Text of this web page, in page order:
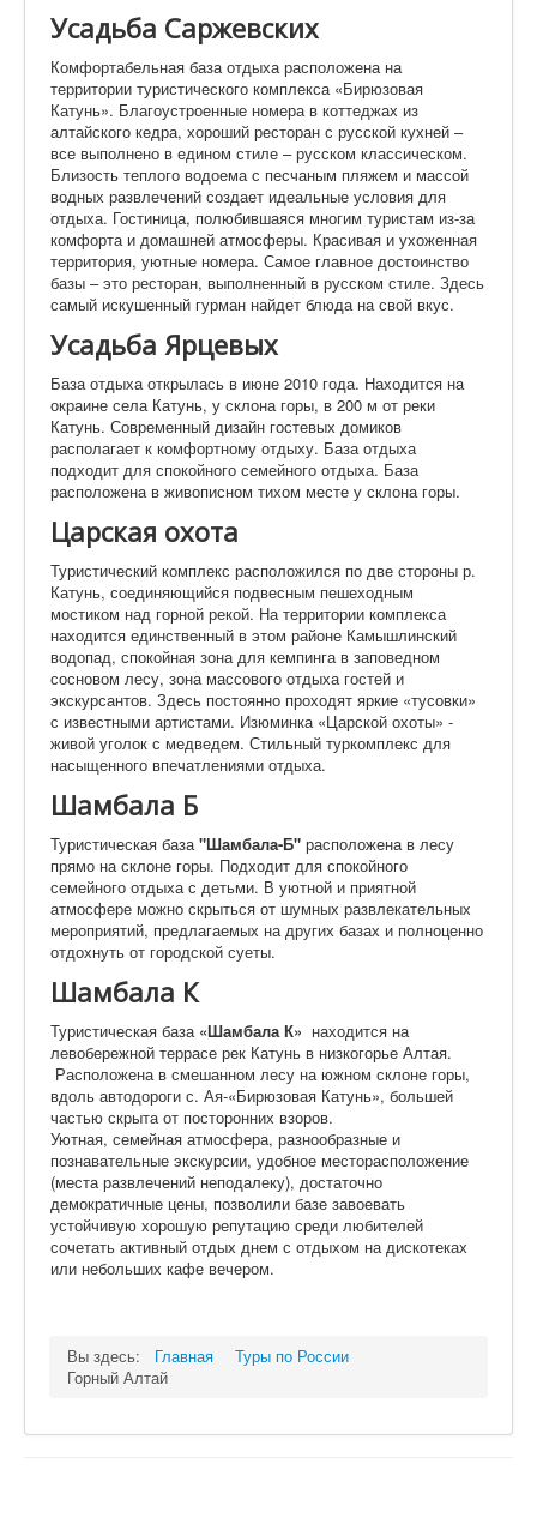
Усадьба Саржевских
Комфортабельная база отдыха расположена на
территории туристического комплекса «Бирюзовая
Катунь». Благоустроенные номера в коттеджах из
алтайского кедра, хороший ресторан с русской кухней –
все выполнено в едином стиле – русском классическом.
Близость теплого водоема с песчаным пляжем и массой
водных развлечений создает идеальные условия для
отдыха. Гостиница, полюбившаяся многим туристам из-за
комфорта и домашней атмосферы. Красивая и ухоженная
территория, уютные номера. Самое главное достоинство
базы – это ресторан, выполненный в русском стиле. Здесь
самый искушенный гурман найдет блюда на свой вкус.
Усадьба Ярцевых
База отдыха открылась в июне 2010 года. Находится на
окраине села Катунь, у склона горы, в 200 м от реки
Катунь. Современный дизайн гостевых домиков
располагает к комфортному отдыху. База отдыха
подходит для спокойного семейного отдыха. База
расположена в живописном тихом месте у склона горы.
Царская охота
Туристический комплекс расположился по две стороны р.
Катунь, соединяющийся подвесным пешеходным
мостиком над горной рекой. На территории комплекса
находится единственный в этом районе Камышлинский
водопад, спокойная зона для кемпинга в заповедном
сосновом лесу, зона массового отдыха гостей и
экскурсантов. Здесь постоянно проходят яркие «тусовки»
с известными артистами. Изюминка «Царской охоты» -
живой уголок с медведем. Стильный туркомплекс для
насыщенного впечатлениями отдыха.
Шамбала Б
Туристическая база "Шамбала-Б" расположена в лесу
прямо на склоне горы. Подходит для спокойного
семейного отдыха с детьми. В уютной и приятной
атмосфере можно скрыться от шумных развлекательных
мероприятий, предлагаемых на других базах и полноценно
отдохнуть от городской суеты.
Шамбала К
Туристическая база «Шамбала К» находится на
левобережной террасе рек Катунь в низкогорье Алтая.
Расположена в смешанном лесу на южном склоне горы,
вдоль автодороги с. Ая-«Бирюзовая Катунь», большей
частью скрыта от посторонних взоров.
Уютная, семейная атмосфера, разнообразные и
познавательные экскурсии, удобное месторасположение
(места развлечений неподалеку), достаточно
демократичные цены, позволили базе завоевать
устойчивую хорошую репутацию среди любителей
сочетать активный отдых днем с отдыхом на дискотеках
или небольших кафе вечером.
Вы здесь: Главная
Туры по России
Горный Алтай